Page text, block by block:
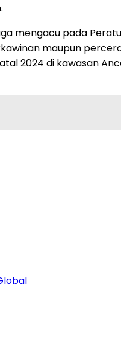
mengacu pada
maupun
2024 di kawasan